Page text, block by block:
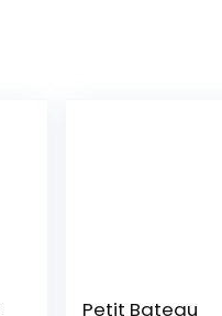
Petit Bateau